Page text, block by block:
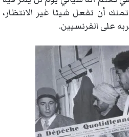
أن تفعل شيئا غير الانتظار،
على الفرنسيين.